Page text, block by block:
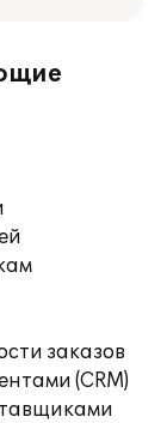
заказов
(CRM)